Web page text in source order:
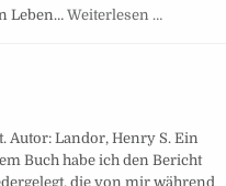
Leben…Weiterlesen …
Autor: Landor, Henry S. Ein
Buch habe ich den Bericht
die von mir während